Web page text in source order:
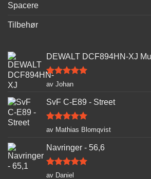
Spacere
Tilbehør
DEWALT DCF894HN-XJ
Vurdert
av Johan
SvF C-E89 - Street
Vurdert5
av Mathias Blomqvist
Navringer - 56,6
Vurdert
av Daniel